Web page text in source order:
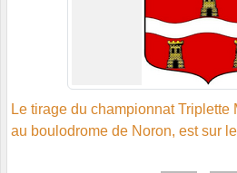
Le tirage du championnat Triplette
au boulodrome de Noron, est sur